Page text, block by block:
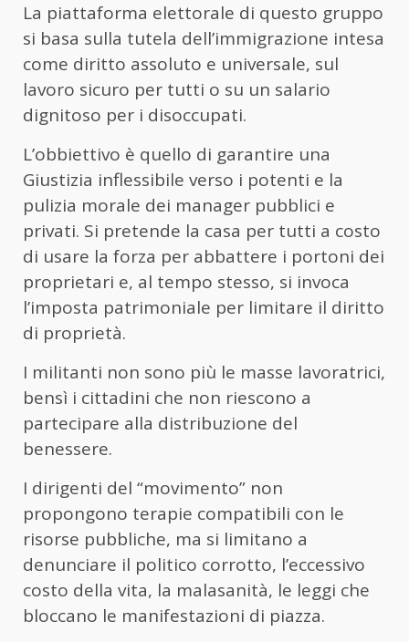
La piattaforma elettorale di questo gruppo
si basa sulla tutela dell’immigrazione intesa
come diritto assoluto e universale, sul
lavoro sicuro per tutti o su un salario
dignitoso per i disoccupati.
L’obbiettivo è quello di garantire una
Giustizia inflessibile verso i potenti e la
pulizia morale dei manager pubblici e
privati. Si pretende la casa per tutti a costo
di usare la forza per abbattere i portoni dei
proprietari e, al tempo stesso, si invoca
l’imposta patrimoniale per limitare il diritto
di proprietà.
I militanti non sono più le masse lavoratrici,
bensì i cittadini che non riescono a
partecipare alla distribuzione del
benessere.
I dirigenti del “movimento” non
propongono terapie compatibili con le
risorse pubbliche, ma si limitano a
denunciare il politico corrotto, l’eccessivo
costo della vita, la malasanità, le leggi che
bloccano le manifestazioni di piazza.